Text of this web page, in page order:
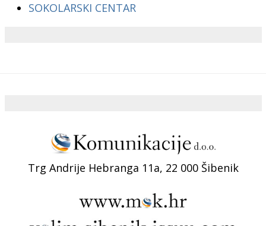
SOKOLARSKI CENTAR
Trg Andrije Hebranga 11a, 22 000 Šibenik